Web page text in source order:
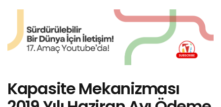
Kapasite Mekanizması